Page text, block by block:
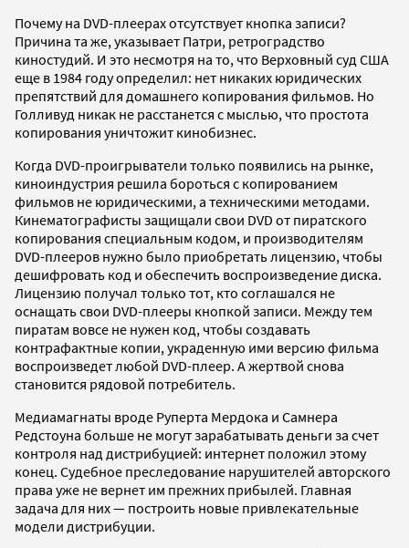
Почему на DVD-плеерах отсутствует кнопка записи?
Причина та же, указывает Патри, ретроградство
киностудий. И это несмотря на то, что Верховный суд США
еще в 1984 году определил: нет никаких юридических
препятствий для домашнего копирования фильмов. Но
Голливуд никак не расстанется с мыслью, что простота
копирования уничтожит кинобизнес.
Когда DVD-проигрыватели только появились на рынке,
киноиндустрия решила бороться с копированием
фильмов не юридическими, а техническими методами.
Кинематографисты защищали свои DVD от пиратского
копирования специальным кодом, и производителям
DVD-плееров нужно было приобретать лицензию, чтобы
дешифровать код и обеспечить воспроизведение диска.
Лицензию получал только тот, кто соглашался не
оснащать свои DVD-плееры кнопкой записи. Между тем
пиратам вовсе не нужен код, чтобы создавать
контрафактные копии, украденную ими версию фильма
воспроизведет любой DVD-плеер. А жертвой снова
становится рядовой потребитель.
Медиамагнаты вроде Руперта Мердока и Самнера
Редстоуна больше не могут зарабатывать деньги за счет
контроля над дистрибуцией: интернет положил этому
конец. Судебное преследование нарушителей авторского
права уже не вернет им прежних прибылей. Главная
задача для них — построить новые привлекательные
модели дистрибуции.